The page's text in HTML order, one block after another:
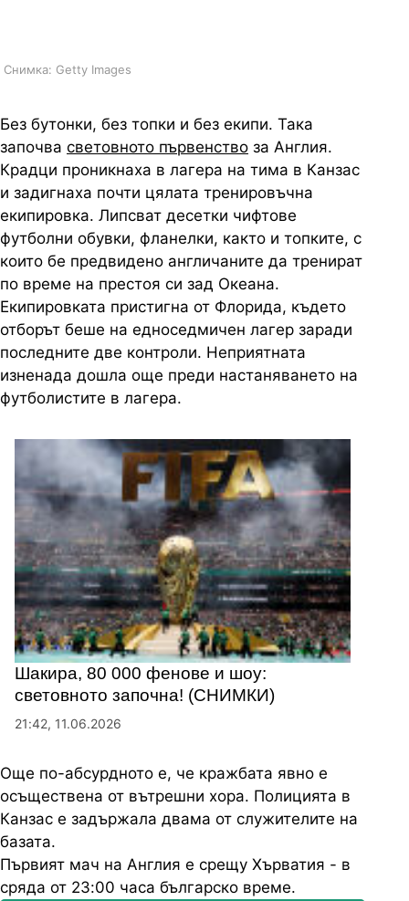
Снимка: Getty Images
Без бутонки, без топки и без екипи. Така
започва световното първенство за Англия.
Крадци проникнаха в лагера на тима в Канзас
и задигнаха почти цялата тренировъчна
екипировка. Липсват десетки чифтове
футболни обувки, фланелки, както и топките, с
които бе предвидено англичаните да тренират
по време на престоя си зад Океана.
Екипировката пристигна от Флорида, където
отборът беше на едноседмичен лагер заради
последните две контроли. Неприятната
изненада дошла още преди настаняването на
футболистите в лагера.
Шакира, 80 000 фенове и шоу:
световното започна! (СНИМКИ)
21:42, 11.06.2026
Още по-абсурдното е, че кражбата явно е
осъществена от вътрешни хора. Полицията в
Канзас е задържала двама от служителите на
базата.
Първият мач на Англия е срещу Хърватия - в
сряда от 23:00 часа българско време.